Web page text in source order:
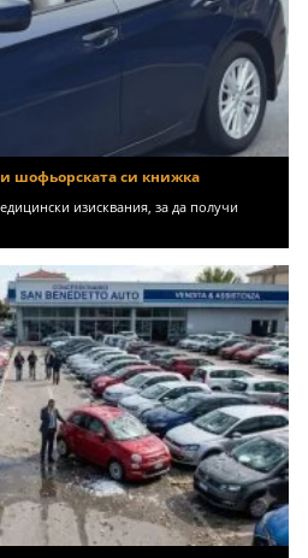
шофьорската си книжка
изисквания, за да получи